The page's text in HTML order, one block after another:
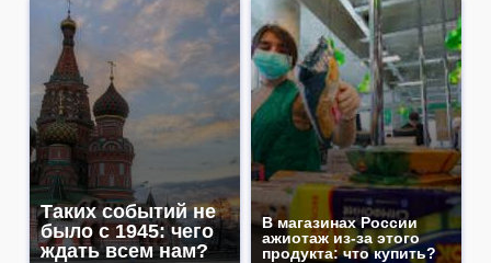
Таких событий не
было с 1945: чего
ждать всем нам?
В магазинах России
ажиотаж из-за этого
продукта: что купить?